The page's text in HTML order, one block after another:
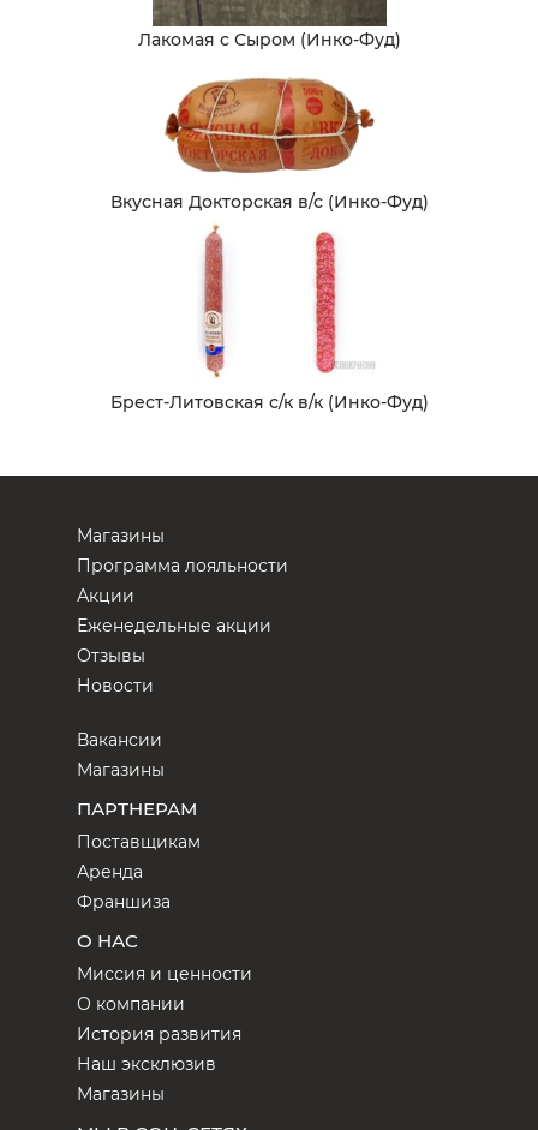
Лакомая с Сыром (Инко-Фуд)
Вкусная Докторская в/с (Инко-Фуд)
Брест-Литовская с/к в/к (Инко-Фуд)
Магазины
Программа лояльности
Акции
Еженедельные акции
Отзывы
Новости
Вакансии
Магазины
ПАРТНЕРАМ
Поставщикам
Аренда
Франшиза
О НАС
Миссия и ценности
О компании
История развития
Наш эксклюзив
Магазины